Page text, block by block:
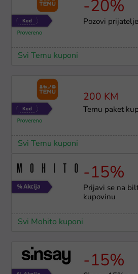
-20%
Pozovi
Svi Temu kuponi
200 KM
Temu paket
Svi Temu kuponi
-15%
Prijavi se na
kupovinu
Svi Mohito kuponi
-15%